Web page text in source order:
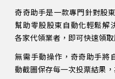
奇奇助手是一款專門針對股
幫助零股股東自動化輕鬆解
各家代領業者，即可快速領
無需手動操作，奇奇助手將
動截圖保存每一次投票結果